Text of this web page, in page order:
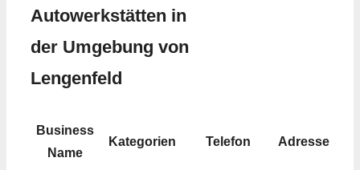
Autowerkstätten in
der Umgebung von
Lengenfeld
Business
Name
Kategorien Telefon Adresse